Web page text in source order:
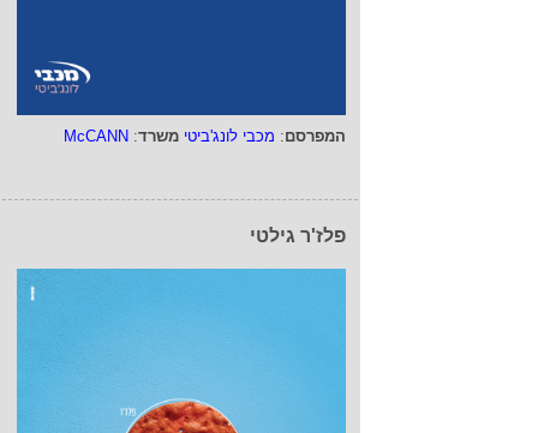
המפרסם: מכבי לונג'ביטי משרד:
McCANN
פלז'ר גילטי